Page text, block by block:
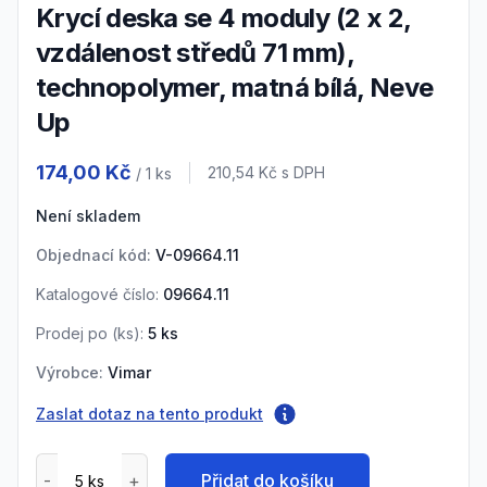
Krycí deska se 4 moduly (2 x 2,
vzdálenost středů 71 mm),
technopolymer, matná bílá, Neve
Up
174,00 Kč / 1 ks Cena s DPH
210,54 Kč s DPH
Není skladem
Objednací kód: V-09664.11
Katalogové číslo: 09664.11
Prodej po (ks): 5 ks
Výrobce: Vimar
Zaslat dotaz na tento produkt
Přidat do košíku